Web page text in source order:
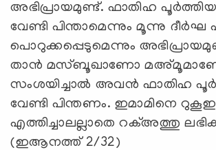
അഭിപ്രായമുണ്ട്. ഫാതിഹ
വേണ്ടി പിന്താമെന്നും മൂന്നു
പൊറുക്കപ്പെടുമെന്നും
താന്‍ മസ്ബൂഖാണോ
സംശയിച്ചാല്‍ അവന്‍ ഫാതിഹ
വേണ്ടി പിന്തണം. ഇമാമിനെ
എത്തിച്ചാലല്ലാതെ റക്അത്തു
(ഇആനത്ത് 2/32)